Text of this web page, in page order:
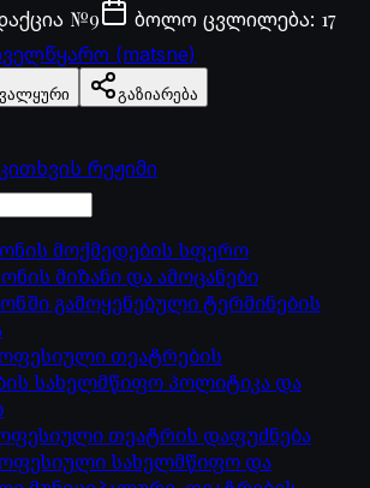
№9 ბოლო ცვლილება: 17
(matsne)
გაზიარება
კითხვის რეჟიმი
მოქმედების სფერო
მიზანი და ამოცანები
გამოყენებული ტერმინების
თეატრების
სახელმწიფო პოლიტიკა და
თეატრის დაფუძნება
სახელმწიფო და